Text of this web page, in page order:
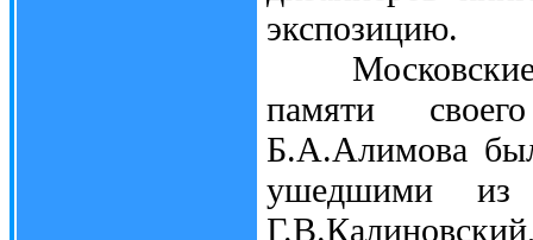
экспозицию.
Московские
памяти
Б.А.Алимова
ушедшими